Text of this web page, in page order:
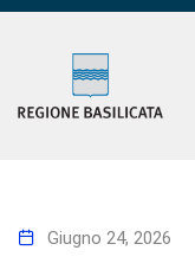
Giugno 24, 2026